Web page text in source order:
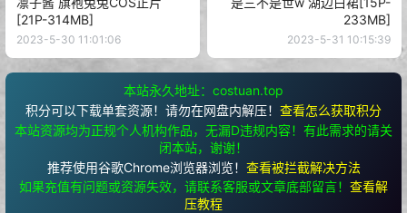
[21P-314MB]
2023-5-30 11:01:06
233MB]
2023-5-31 10:15:39
本站永久地址：costuan.top
积分可以下载单套资源！请勿在网盘内解压！ 查看怎么获取积分
本站资源均为正规个人机构作品，无漏D违规内容！有此需求的请关
闭本站，谢谢！
推荐使用谷歌Chrome浏览器浏览！ 查看被拦截解决方法
如果充值有问题或资源失效，请联系客服或文章底部留言！ 查看解
压教程